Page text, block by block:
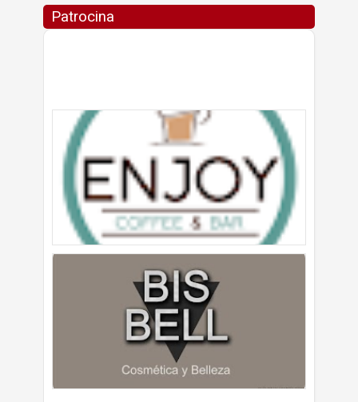
Patrocina